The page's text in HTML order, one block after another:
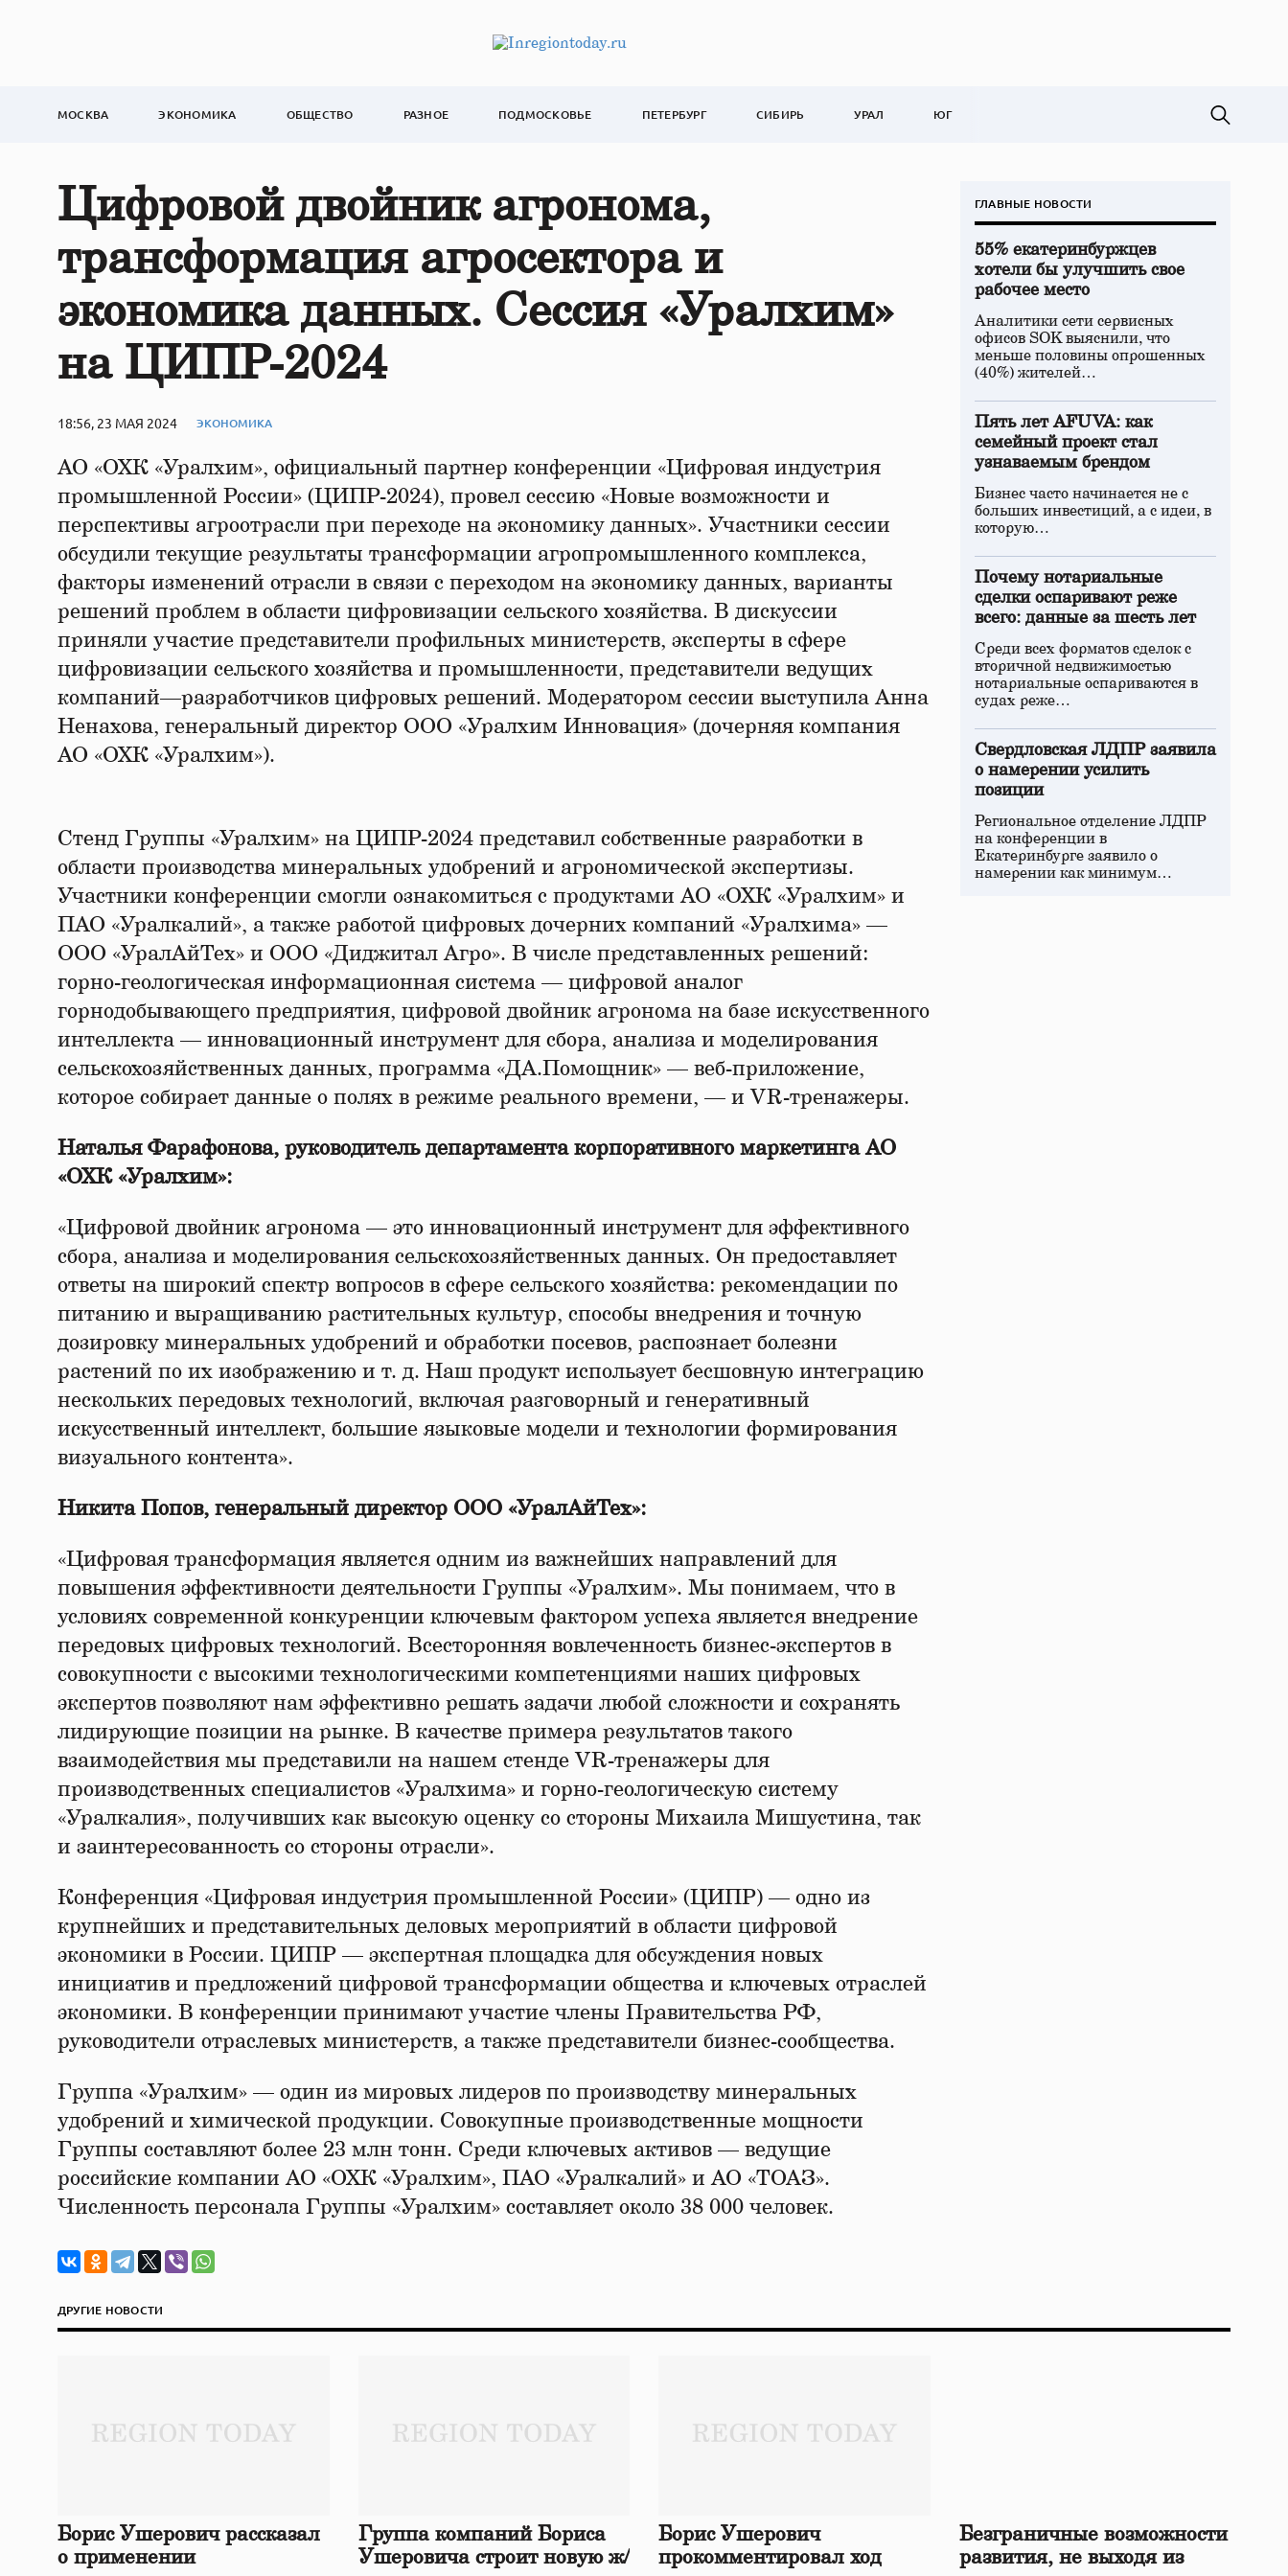
МОСКВА ЭКОНОМИКА ОБЩЕСТВО РАЗНОЕ ПОДМОСКОВЬЕ ПЕТЕРБУРГ СИБИРЬ УРАЛ ЮГ
Цифровой двойник агронома,
трансформация агросектора и
экономика данных. Сессия «Уралхим»
на ЦИПР-2024
18:56, 23 МАЯ 2024 ЭКОНОМИКА
АО «ОХК «Уралхим», официальный партнер конференции «Цифровая индустрия
промышленной России» (ЦИПР-2024), провел сессию «Новые возможности и
перспективы агроотрасли при переходе на экономику данных». Участники сессии
обсудили текущие результаты трансформации агропромышленного комплекса,
факторы изменений отрасли в связи с переходом на экономику данных, варианты
решений проблем в области цифровизации сельского хозяйства. В дискуссии
приняли участие представители профильных министерств, эксперты в сфере
цифровизации сельского хозяйства и промышленности, представители ведущих
компаний—разработчиков цифровых решений. Модератором сессии выступила Анна
Ненахова, генеральный директор ООО «Уралхим Инновация» (дочерняя компания
АО «ОХК «Уралхим»).
Стенд Группы «Уралхим» на ЦИПР-2024 представил собственные разработки в
области производства минеральных удобрений и агрономической экспертизы.
Участники конференции смогли ознакомиться с продуктами АО «ОХК «Уралхим» и
ПАО «Уралкалий», а также работой цифровых дочерних компаний «Уралхима» —
ООО «УралАйТех» и ООО «Диджитал Агро». В числе представленных решений:
горно-геологическая информационная система — цифровой аналог
горнодобывающего предприятия, цифровой двойник агронома на базе искусственного
интеллекта — инновационный инструмент для сбора, анализа и моделирования
сельскохозяйственных данных, программа «ДА.Помощник» — веб-приложение,
которое собирает данные о полях в режиме реального времени, — и VR-тренажеры.
Наталья Фарафонова, руководитель департамента корпоративного маркетинга АО
«ОХК «Уралхим»:
«Цифровой двойник агронома — это инновационный инструмент для эффективного
сбора, анализа и моделирования сельскохозяйственных данных. Он предоставляет
ответы на широкий спектр вопросов в сфере сельского хозяйства: рекомендации по
питанию и выращиванию растительных культур, способы внедрения и точную
дозировку минеральных удобрений и обработки посевов, распознает болезни
растений по их изображению и т. д. Наш продукт использует бесшовную интеграцию
нескольких передовых технологий, включая разговорный и генеративный
искусственный интеллект, большие языковые модели и технологии формирования
визуального контента».
Никита Попов, генеральный директор ООО «УралАйТех»:
«Цифровая трансформация является одним из важнейших направлений для
повышения эффективности деятельности Группы «Уралхим». Мы понимаем, что в
условиях современной конкуренции ключевым фактором успеха является внедрение
передовых цифровых технологий. Всесторонняя вовлеченность бизнес-экспертов в
совокупности с высокими технологическими компетенциями наших цифровых
экспертов позволяют нам эффективно решать задачи любой сложности и сохранять
лидирующие позиции на рынке. В качестве примера результатов такого
взаимодействия мы представили на нашем стенде VR-тренажеры для
производственных специалистов «Уралхима» и горно-геологическую систему
«Уралкалия», получивших как высокую оценку со стороны Михаила Мишустина, так
и заинтересованность со стороны отрасли».
Конференция «Цифровая индустрия промышленной России» (ЦИПР) — одно из
крупнейших и представительных деловых мероприятий в области цифровой
экономики в России. ЦИПР — экспертная площадка для обсуждения новых
инициатив и предложений цифровой трансформации общества и ключевых отраслей
экономики. В конференции принимают участие члены Правительства РФ,
руководители отраслевых министерств, а также представители бизнес-сообщества.
Группа «Уралхим» — один из мировых лидеров по производству минеральных
удобрений и химической продукции. Совокупные производственные мощности
Группы составляют более 23 млн тонн. Среди ключевых активов — ведущие
российские компании АО «ОХК «Уралхим», ПАО «Уралкалий» и АО «ТОАЗ».
Численность персонала Группы «Уралхим» составляет около 38 000 человек.
ГЛАВНЫЕ НОВОСТИ
55% екатеринбуржцев
хотели бы улучшить свое
рабочее место
Аналитики сети сервисных
офисов SOK выяснили, что
меньше половины опрошенных
(40%) жителей…
Пять лет AFUVA: как
семейный проект стал
узнаваемым брендом
Бизнес часто начинается не с
больших инвестиций, а с идеи, в
которую…
Почему нотариальные
сделки оспаривают реже
всего: данные за шесть лет
Среди всех форматов сделок с
вторичной недвижимостью
нотариальные оспариваются в
судах реже…
Свердловская ЛДПР заявила
о намерении усилить
позиции
Региональное отделение ЛДПР
на конференции в
Екатеринбурге заявило о
намерении как минимум…
ДРУГИЕ НОВОСТИ
Борис Ушерович рассказал
о применении
Группа компаний Бориса
Ушеровича строит новую ж/
Борис Ушерович
прокомментировал ход
Безграничные возможности
развития, не выходя из